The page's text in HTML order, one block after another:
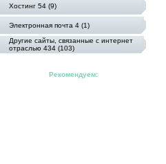
Хостинг 54 (9)
Электронная почта 4 (1)
Другие сайты, связанные с интернет
отраслью 434 (103)
Рекомендуем: